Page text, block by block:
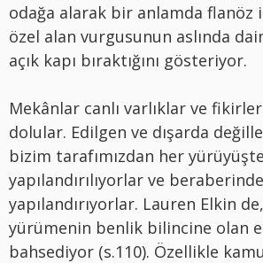
odağa alarak bir anlamda flanöz
özel alan vurgusunun aslında
açık kapı bıraktığını gösteriyor.
Mekânlar canlı varlıklar ve
dolular. Edilgen ve dışarda
bizim tarafımızdan her
yapılandırılıyorlar ve
yapılandırıyorlar. Lauren Elkin
yürümenin benlik bilincine olan
bahsediyor (s.110). Özellikle